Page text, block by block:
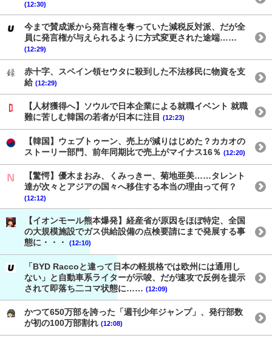
(12:30)
今まで賛成派から発言権を奪っていた減税反対派、だが全
員に発言権が与えられるように方式変更された途端……
(12:29)
赤十字、スペイン領セウタに殺到した不法移民に物資を支
給 (12:29)
【人材獲得へ】ソウルで日本企業による就職イベント 就職
難に苦しむ韓国の若者が日本に注目 (12:23)
【韓国】ウェブトゥーン、売上が減りはじめた？カカオの
ストーリー部門、前年同期比で売上がマイナス16％ (12:20)
【驚愕】優木まおみ、くみっきー、菊地亜美……タレント
達が次々とアジアの国々へ移住する本当の理由って何？
(12:12)
【イオンモール熊本爆発】経産省が原因をほぼ特定、全国
の大規模施設でガス供給設備の点検要請にまで発展する事
態に・・・
(12:10)
「BYD Raccoと違って日本の軽規格では欧州には通用し
ない」と自動車系ライターが示唆、だが速攻で反例を提示
されて即落ち二コマ状態に…… (12:09)
かつて650万部を誇った「週刊少年ジャンプ」、発行部数
が初の100万部割れ (12:08)